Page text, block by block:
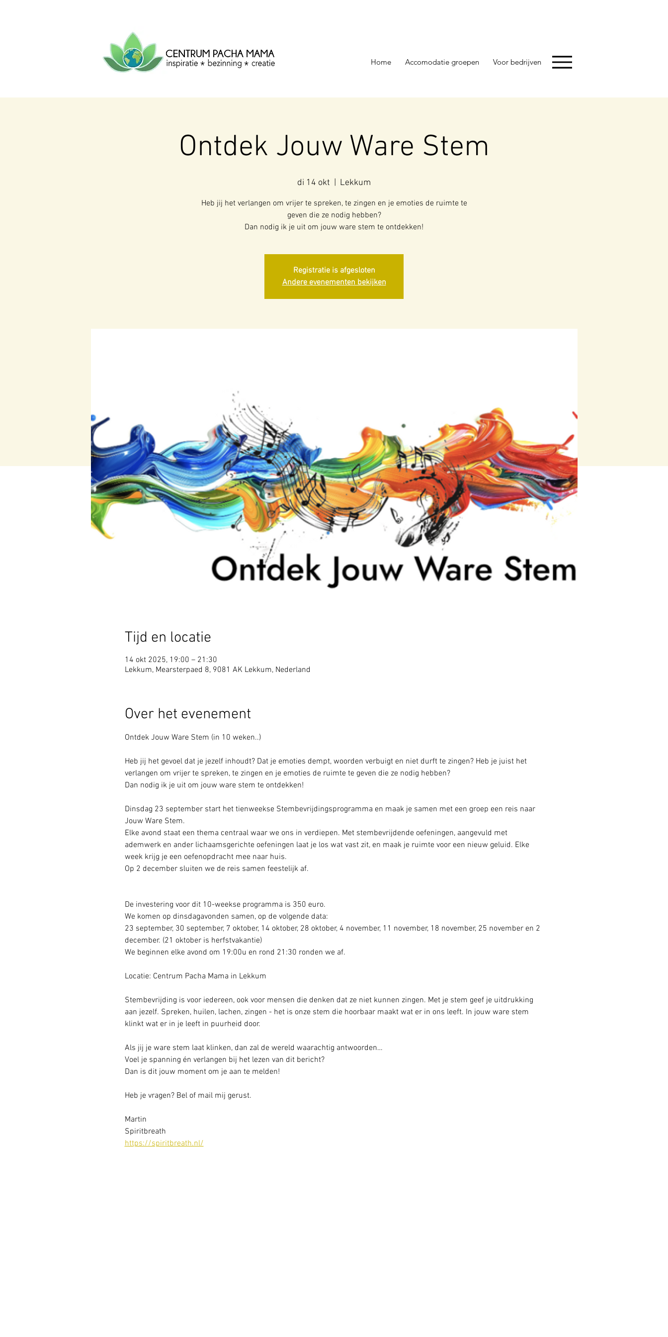
CENTRUM
PACHA
MAMA Centrum voor inspiratie, bezinning &
creatie.
Home Accomodatie groepen Voor bedrijven
Ontdek Jouw Ware Stem
di 14 okt Lekkum
Heb jij het verlangen om vrijer te spreken, te zingen en je emoties de ruimte te
geven die ze nodig hebben?
Dan nodig ik je uit om jouw ware stem te ontdekken!
Registratie is afgesloten
Andere evenementen bekijken
Tijd en locatie
14 okt 2025, 19:00 – 21:30
Lekkum, Mearsterpaed 8, 9081 AK Lekkum, Nederland
Over het evenement
Ontdek Jouw Ware Stem (in 10 weken..)
Heb jij het gevoel dat je jezelf inhoudt? Dat je emoties dempt, woorden verbuigt en niet durft te zingen? Heb je juist het
verlangen om vrijer te spreken, te zingen en je emoties de ruimte te geven die ze nodig hebben?
Dan nodig ik je uit om jouw ware stem te ontdekken!
Dinsdag 23 september start het tienweekse Stembevrijdingsprogramma en maak je samen met een groep een reis naar
Jouw Ware Stem.
Elke avond staat een thema centraal waar we ons in verdiepen. Met stembevrijdende oefeningen, aangevuld met
ademwerk en ander lichaamsgerichte oefeningen laat je los wat vast zit, en maak je ruimte voor een nieuw geluid. Elke
week krijg je een oefenopdracht mee naar huis.
Op 2 december sluiten we de reis samen feestelijk af.
De investering voor dit 10-weekse programma is 350 euro.
We komen op dinsdagavonden samen, op de volgende data:
23 september, 30 september, 7 oktober, 14 oktober, 28 oktober, 4 november, 11 november, 18 november, 25 november en 2
december. (21 oktober is herfstvakantie)
We beginnen elke avond om 19:00u en rond 21:30 ronden we af.
Locatie: Centrum Pacha Mama in Lekkum
Stembevrijding is voor iedereen, ook voor mensen die denken dat ze niet kunnen zingen. Met je stem geef je uitdrukking
aan jezelf. Spreken, huilen, lachen, zingen - het is onze stem die hoorbaar maakt wat er in ons leeft. In jouw ware stem
klinkt wat er in je leeft in puurheid door.
Als jij je ware stem laat klinken, dan zal de wereld waarachtig antwoorden…
Voel je spanning én verlangen bij het lezen van dit bericht?
Dan is dit jouw moment om je aan te melden!
Heb je vragen? Bel of mail mij gerust.
Martin
Spiritbreath
https://spiritbreath.nl/